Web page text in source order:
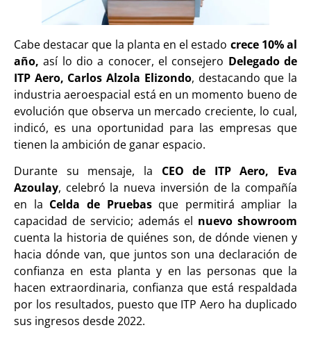
Cabe destacar que la planta en el estado crece 10% al
año, así lo dio a conocer, el consejero Delegado de
ITP Aero, Carlos Alzola Elizondo, destacando que la
industria aeroespacial está en un momento bueno de
evolución que observa un mercado creciente, lo cual,
indicó, es una oportunidad para las empresas que
tienen la ambición de ganar espacio.
Durante su mensaje, la CEO de ITP Aero, Eva
Azoulay, celebró la nueva inversión de la compañía
en la Celda de Pruebasque permitirá ampliar la
capacidad de servicio; además el nuevo showroom
cuenta la historia de quiénes son, de dónde vienen y
hacia dónde van, que juntos son una declaración de
confianza en esta planta y en las personas que la
hacen extraordinaria, confianza que está respaldada
por los resultados, puesto que ITP Aero ha duplicado
sus ingresos desde 2022.